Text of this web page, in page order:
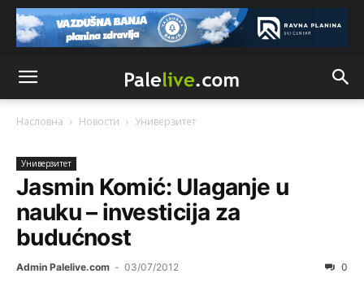
Насловна Новости Унивeрзитeт
Унивeрзитeт
Jasmin Komić: Ulaganje u
nauku – investicija za
budućnost
Admin Palelive.com - 03/07/2012 0